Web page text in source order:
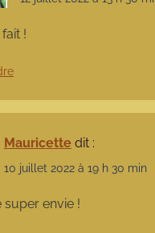
!
Mauricette dit :
10 juillet 2022 à 19 h 30 min
super envie !